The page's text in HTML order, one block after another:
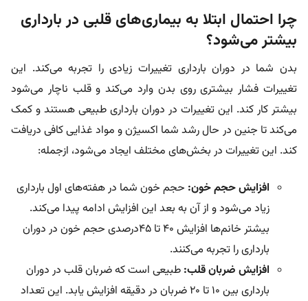
چرا احتمال ابتلا به بیماری‌های قلبی در بارداری
بیشتر می‌شود؟
بدن شما در دوران بارداری تغییرات زیادی را تجربه می‌کند. این
تغییرات فشار بیشتری روی بدن وارد می‌کند و قلب ناچار می‌شود
بیشتر کار کند. این تغییرات در دوران بارداری طبیعی هستند و کمک
می‌کند تا جنین در حال رشد شما اکسیژن و مواد غذایی کافی دریافت
کند. این تغییرات در بخش‌های مختلف ایجاد می‌شود، ازجمله:
افزایش حجم خون: حجم خون شما در هفته‌های اول بارداری
زیاد می‌شود و از آن به بعد این افزایش ادامه پیدا می‌کند.
بیشتر خانم‌ها افزایش ۴۰ تا ۴۵درصدی حجم خون در دوران
بارداری را تجربه می‌کنند.
افزایش ضربان قلب: طبیعی است که ضربان قلب در دوران
بارداری بین ۱۰ تا ۲۰ ضربان در دقیقه افزایش یابد. این تعداد